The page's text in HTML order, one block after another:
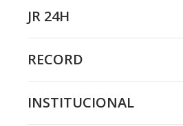
JR 24H
RECORD
INSTITUCIONAL